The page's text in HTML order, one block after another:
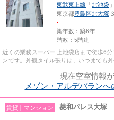
東武東上線 「 北池袋
東京都豊島区北大塚
-
築年数：築6年
階数：5階建
近くの業務スーパー 上池袋店まで徒歩6
ンです。外観タイル張りは、いつまでも
現在空室情報
メゾン・アルデバラン
賃貸｜マンション 菱和パレス大塚